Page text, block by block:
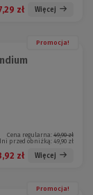
zł Więcej
Promocja!
Cena regularna: 49,90 zł
przed obniżką: 49,90 zł
zł Więcej
Promocja!